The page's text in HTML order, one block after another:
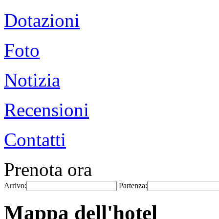
Dotazioni
Foto
Notizia
Recensioni
Contatti
Prenota ora
Arrivo: Partenza:
Mappa dell'hotel